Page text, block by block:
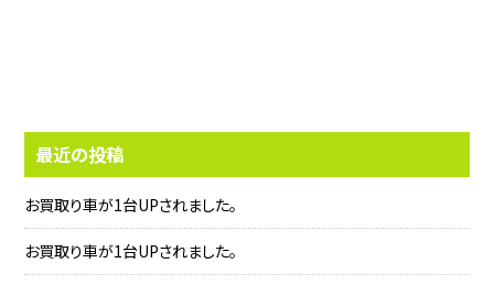
最近の投稿
お買取り車が1台UPされました。
お買取り車が1台UPされました。